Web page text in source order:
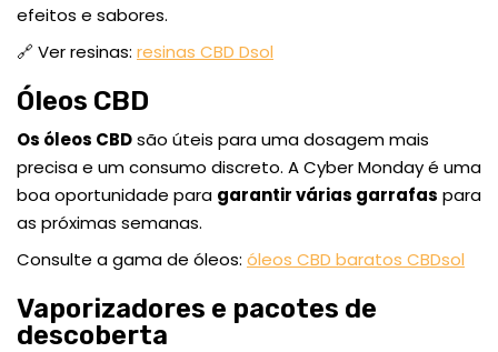
efeitos e sabores.
🔗 Ver resinas: resinas CBD Dsol
Óleos CBD
Os óleos CBDsão úteis para uma dosagem mais
precisa e um consumo discreto. A Cyber Monday é uma
boa oportunidade para garantir várias garrafas para
as próximas semanas.
Consulte a gama de óleos: óleos CBD baratos CBDsol
Vaporizadores e pacotes de
descoberta